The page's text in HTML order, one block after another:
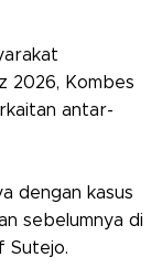
2026, Kombes
antar-
dengan kasus
sebelumnya di
Sutejo.